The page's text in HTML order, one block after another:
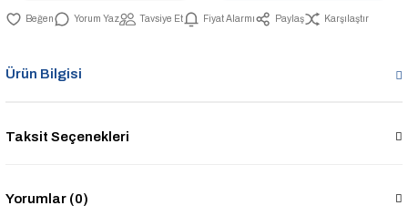
Yorum Yaz Tavsiye Et Fiyat Alarmı Paylaş Karşılaştır
Ürün Bilgisi
Taksit Seçenekleri
Yorumlar (0)